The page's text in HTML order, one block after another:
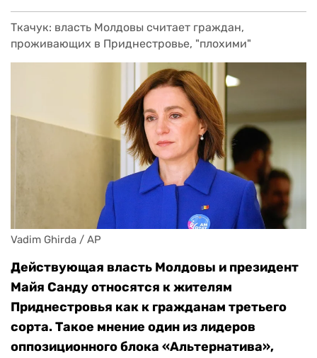
Ткачук: власть Молдовы считает граждан,
проживающих в Приднестровье, "плохими"
Vadim Ghirda / AP
Действующая власть Молдовы и президент
Майя Санду относятся к жителям
Приднестровья как к гражданам третьего
сорта. Такое мнение один из лидеров
оппозиционного блока «Альтернатива»,